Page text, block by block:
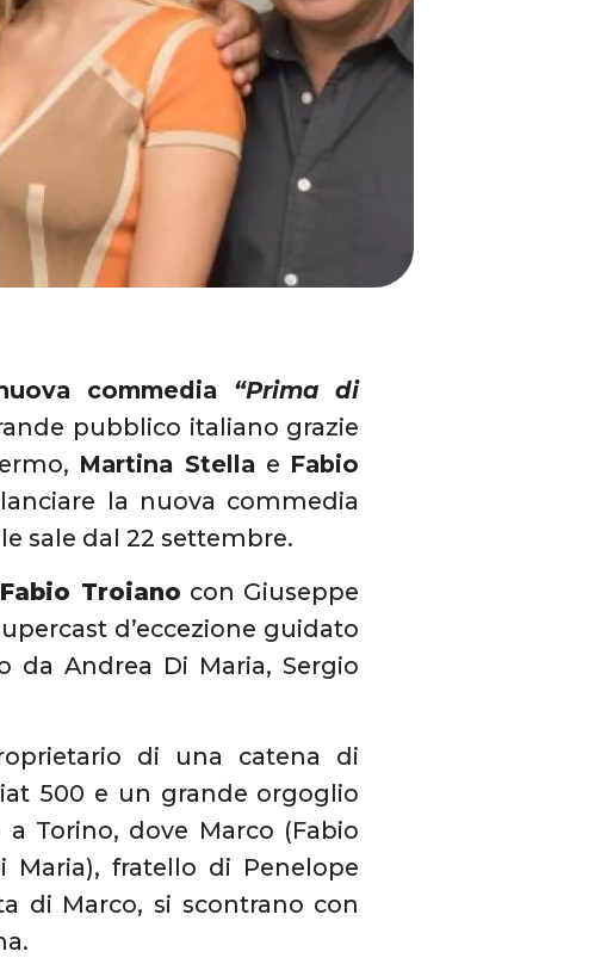
commedia “Prima di
pubblico italiano grazie
Martina Stella e Fabio
la nuova commedia
sale dal 22 settembre.
Fabio Troiano con Giuseppe
d’eccezione guidato
da Andrea Di Maria, Sergio
di una catena di
500 e un grande orgoglio
Torino, dove Marco (Fabio
Maria), fratello di Penelope
di Marco, si scontrano con